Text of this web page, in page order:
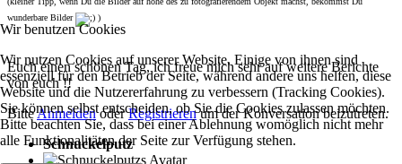
wunderbare Bilder
)
Euch einen schönen Tag, ich freue mich sehr auf weitere Berichte
von euch !!
BitteAnmeldenoderRegistrierenum der Konversation beizutreten.
Schnuckelputz
Wir benutzen Cookies
Wir nutzen Cookies auf unserer Website. Einige von ihnen sind
essenziell für den Betrieb der Seite, während andere uns helfen, diese
Website und die Nutzererfahrung zu verbessern (Tracking Cookies).
Sie können selbst entscheiden, ob Sie die Cookies zulassen möchten.
Bitte beachten Sie, dass bei einer Ablehnung womöglich nicht mehr
alle Funktionalitäten der Seite zur Verfügung stehen.